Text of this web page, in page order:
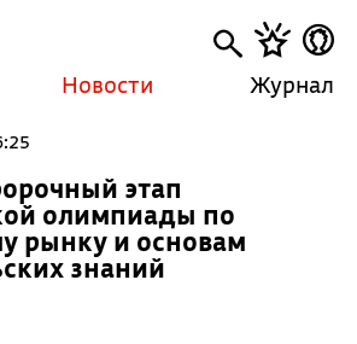
Новости Журнал
этап
олимпиады по
рынку и основам
знаний